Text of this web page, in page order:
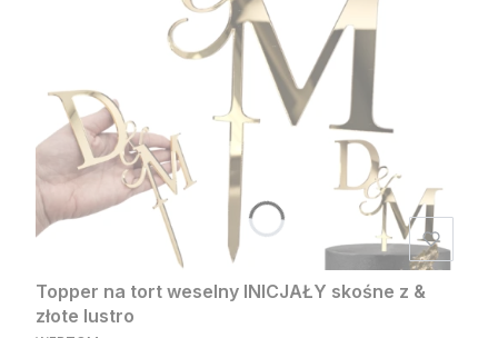
Topper na tort weselny INICJAŁY skośne z &
złote lustro